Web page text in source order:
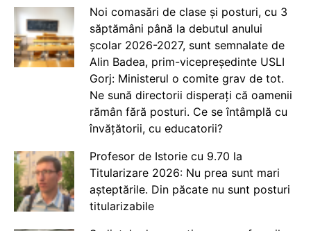
Noi comasări de clase și posturi, cu 3
săptămâni până la debutul anului
școlar 2026-2027, sunt semnalate de
Alin Badea, prim-vicepreședinte USLI
Gorj: Ministerul o comite grav de tot.
Ne sună directorii disperați că oamenii
rămân fără posturi. Ce se întâmplă cu
învățătorii, cu educatorii?
Profesor de Istorie cu 9.70 la
Titularizare 2026: Nu prea sunt mari
așteptările. Din păcate nu sunt posturi
titularizabile